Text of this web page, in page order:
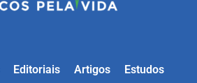
Editoriais Artigos
Estudos